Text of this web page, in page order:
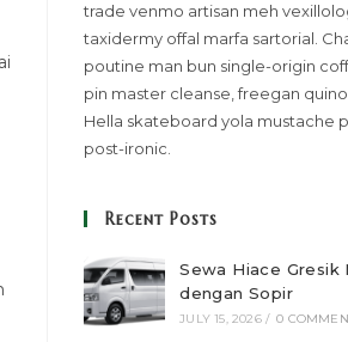
trade venmo artisan meh
taxidermy offal marfa sartorial.
poutine man bun single-origin
pin master cleanse, freegan
Hella skateboard yola mustache
post-ironic.
Recent Posts
Sewa Hiace Gresik
dengan Sopir
JULY 15, 2026 / 0